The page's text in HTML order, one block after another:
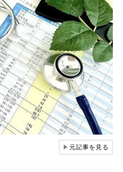
▶元記事を見る